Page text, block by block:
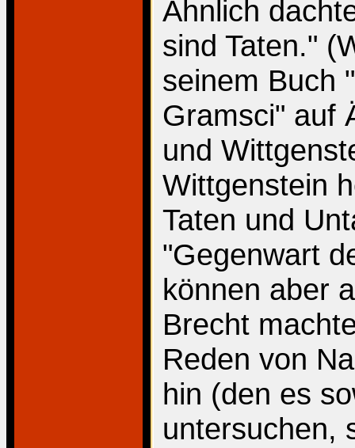
Ähnlich
sind Taten."
seinem Buch
Gramsci" auf
und
Wittgenstein
Taten und
"Gegenwart
können aber
Brecht
Reden von
hin (den es
untersuchen,